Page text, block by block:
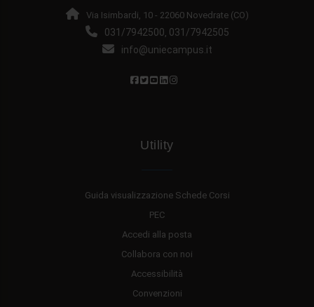
Via Isimbardi, 10 - 22060 Novedrate (CO)
031/7942500, 031/7942505
info@uniecampus.it
Utility
Guida visualizzazione Schede Corsi
PEC
Accedi alla posta
Collabora con noi
Accessibilità
Convenzioni